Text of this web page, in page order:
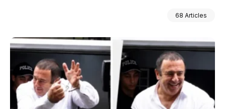
68 Articles